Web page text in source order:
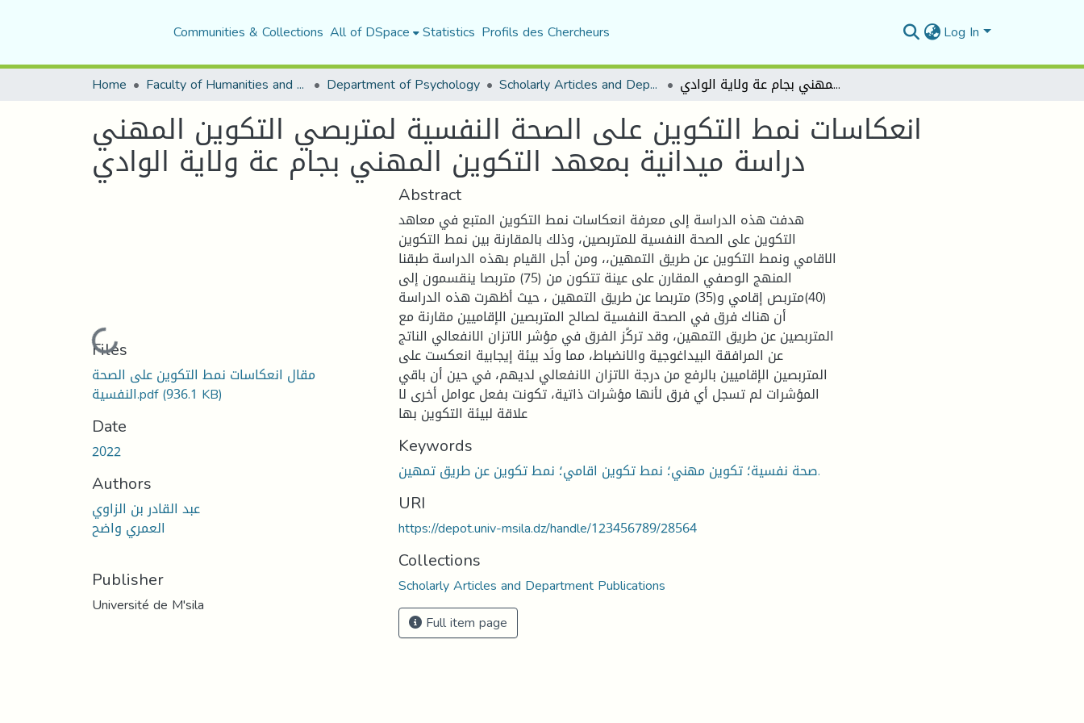
Communities & Collections All of DSpace Statistics Profils des Chercheurs Log In
Home Faculty of Humanities and Social Sciences Department of Psychology Scholarly Articles and Department Publications انعكاسات نمط التكوين على الصحة النفسية لمتربصي التكوين المهني دراسة ميدانية بمعهد التكوين المهني بجام عة ولاية الوادي
انعكاسات نمط التكوين على الصحة النفسية لمتربصي التكوين المهني
دراسة ميدانية بمعهد التكوين المهني بجام عة ولاية الوادي
Loading...
Files
مقال انعكاسات نمط التكوين على الصحة
النفسية.pdf(936.1 KB)
Date
2022
Authors
عبد القادر بن الزاوي
العمري واضح
Publisher
Université de M'sila
Abstract
هدفت هذه الدراسة إلى معرفة انعكاسات نمط التكوين المتبع في معاهد
التكوين على الصحة النفسية للمتربصين، وذلك بالمقارنة بين نمط التكوين
الاقامي ونمط التكوين عن طريق التمهين،، ومن أجل القيام بهذه الدراسة طبقنا
المنهج الوصفي المقارن على عينة تتكون من (75) متربصا ينقسمون إلى
(40)متربص إقامي و(35) متربصا عن طريق التمهين ، حيث أظهرت هذه الدراسة
أن هناك فرق في الصحة النفسية لصالح المتربصين الإقاميين مقارنة مع
المتربصين عن طريق التمهين، وقد تركًز الفرق في مؤشر الاتزان الانفعالي الناتج
عن المرافقة البيداغوجية والانضباط، مما ولَد بيئة إيجابية انعكست على
المتربصين الإقاميين بالرفع من درجة الاتزان الانفعالي لديهم، في حين أن باقي
المؤشرات لم تسجل أي فرق لأنها مؤشرات ذاتية، تكونت بفعل عوامل أخرى لا
علاقة لبيئة التكوين بها
Keywords
صحة نفسية؛ تكوين مهني؛ نمط تكوين اقامي؛ نمط تكوين عن طريق تمهين.
URI
https://depot.univ-msila.dz/handle/123456789/28564
Collections
Scholarly Articles and Department Publications
Full item page